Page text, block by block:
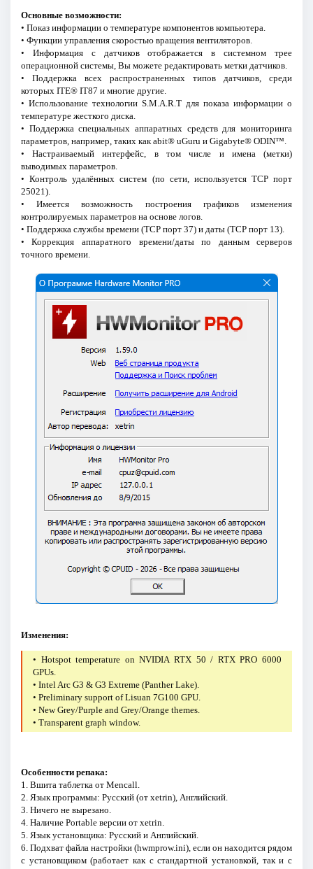
Основные возможности:
• Показ информации о температуре компонентов компьютера.
• Функции управления скоростью вращения вентиляторов.
• Информация с датчиков отображается в системном трее
операционной системы, Вы можете редактировать метки датчиков.
• Поддержка всех распространенных типов датчиков, среди
которых ITE® IT87 и многие другие.
• Использование технологии S.M.A.R.T для показа информации о
температуре жесткого диска.
• Поддержка специальных аппаратных средств для мониторинга
параметров, например, таких как abit® uGuru и Gigabyte® ODIN™.
• Настраиваемый интерфейс, в том числе и имена (метки)
выводимых параметров.
• Контроль удалённых систем (по сети, используется TCP порт
25021).
• Имеется возможность построения графиков изменения
контролируемых параметров на основе логов.
• Поддержка службы времени (TCP порт 37) и даты (TCP порт 13).
• Коррекция аппаратного времени/даты по данным серверов
точного времени.
Изменения:
• Hotspot temperature on NVIDIA RTX 50 / RTX PRO 6000
GPUs.
• Intel Arc G3 & G3 Extreme (Panther Lake).
• Preliminary support of Lisuan 7G100 GPU.
• New Grey/Purple and Grey/Orange themes.
• Transparent graph window.
Особенности репака:
1. Вшита таблетка от Mencall.
2. Язык программы: Русский (от xetrin), Английский.
3. Ничего не вырезано.
4. Наличие Portable версии от xetrin.
5. Язык установщика: Русский и Английский.
6. Подхват файла настройки (hwmprow.ini), если он находится рядом
с установщиком (работает как с стандартной установкой, так и с